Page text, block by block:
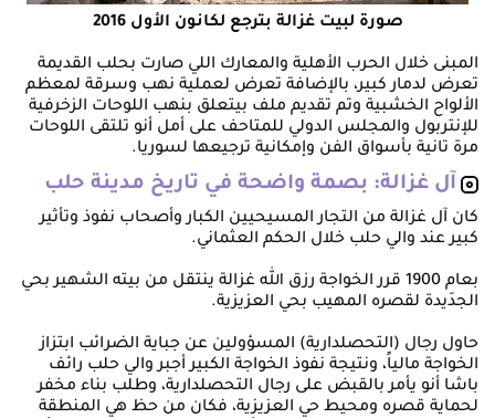
صورة لبيت غزالة بترجع لكانون الأول 2016
المبنى خلال الحرب الأهلية والمعارك اللي صارت بحلب القديمة
تعرض لدمار كبير، بالإضافة تعرض لعملية نهب وسرقة لمعظم
الألواح الخشبية وتم تقديم ملف بيتعلق بنهب اللوحات الزخرفية
للإنتربول والمجلس الدولي للمتاحف على أمل أنو تلتقى اللوحات
مرة تانية بأسواق الفن وإمكانية ترجيعها لسوريا.
آل غزالة: بصمة واضحة في تاريخ مدينة حلب
كان آل غزالة من التجار المسيحيين الكبار وأصحاب نفوذ وتأثير
كبير عند والي حلب خلال الحكم العثماني.
بعام 1900 قرر الخواجة رزق الله غزالة ينتقل من بيته الشهير بحي
الجدَيدة لقصره المهيب بحي العزيزية.
حاول رجال (التحصلدارية) المسؤولين عن جباية الضرائب ابتزاز
الخواجة مالياً، ونتيجة نفوذ الخواجة الكبير أجبر والي حلب رائف
باشا أنو يأمر بالقبض على رجال التحصلدارية، وطلب بناء مخفر
لحماية قصره ومحيط حي العزيزية، فكان من حظ هي المنطقة